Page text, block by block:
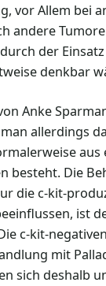
vor Allem bei
andere
der
denkbar
Anke
allerdings
besteht. Die
die c-kit-
ist
c-kit-
mit
sich deshalb